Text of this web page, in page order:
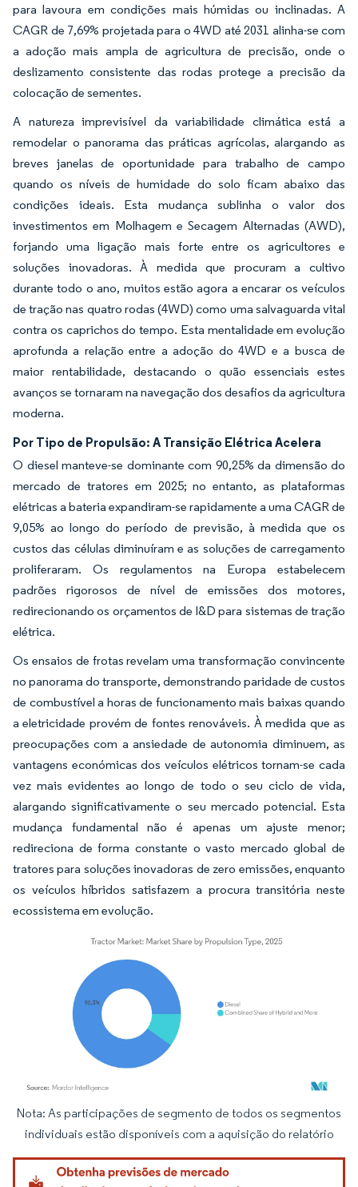
para lavoura em condições mais húmidas ou inclinadas. A
CAGR de 7,69% projetada para o 4WD até 2031 alinha-se com
a adoção mais ampla de agricultura de precisão, onde o
deslizamento consistente das rodas protege a precisão da
colocação de sementes.
A natureza imprevisível da variabilidade climática está a
remodelar o panorama das práticas agrícolas, alargando as
breves janelas de oportunidade para trabalho de campo
quando os níveis de humidade do solo ficam abaixo das
condições ideais. Esta mudança sublinha o valor dos
investimentos em Molhagem e Secagem Alternadas (AWD),
forjando uma ligação mais forte entre os agricultores e
soluções inovadoras. À medida que procuram a cultivo
durante todo o ano, muitos estão agora a encarar os veículos
de tração nas quatro rodas (4WD) como uma salvaguarda vital
contra os caprichos do tempo. Esta mentalidade em evolução
aprofunda a relação entre a adoção do 4WD e a busca de
maior rentabilidade, destacando o quão essenciais estes
avanços se tornaram na navegação dos desafios da agricultura
moderna.
Por Tipo de Propulsão: A Transição Elétrica Acelera
O diesel manteve-se dominante com 90,25% da dimensão do
mercado de tratores em 2025; no entanto, as plataformas
elétricas a bateria expandiram-se rapidamente a uma CAGR de
9,05% ao longo do período de previsão, à medida que os
custos das células diminuíram e as soluções de carregamento
proliferaram. Os regulamentos na Europa estabelecem
padrões rigorosos de nível de emissões dos motores,
redirecionando os orçamentos de I&D para sistemas de tração
elétrica.
Os ensaios de frotas revelam uma transformação convincente
no panorama do transporte, demonstrando paridade de custos
de combustível a horas de funcionamento mais baixas quando
a eletricidade provém de fontes renováveis. À medida que as
preocupações com a ansiedade de autonomia diminuem, as
vantagens económicas dos veículos elétricos tornam-se cada
vez mais evidentes ao longo de todo o seu ciclo de vida,
alargando significativamente o seu mercado potencial. Esta
mudança fundamental não é apenas um ajuste menor;
redireciona de forma constante o vasto mercado global de
tratores para soluções inovadoras de zero emissões, enquanto
os veículos híbridos satisfazem a procura transitória neste
ecossistema em evolução.
Imagem © Mordor Intelligence. O reuso requer atribuição conforme CC BY 4.0.
Nota: As participações de segmento de todos os segmentos
individuais estão disponíveis com a aquisição do relatório